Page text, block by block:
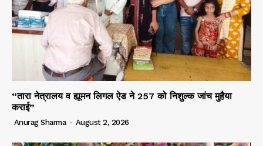
“तारा नेत्रालय व ह्यूमन लिगल ऐड ने 257 को निशुल्क जांच मुहैया
कराई”
Anurag Sharma - August 2, 2026